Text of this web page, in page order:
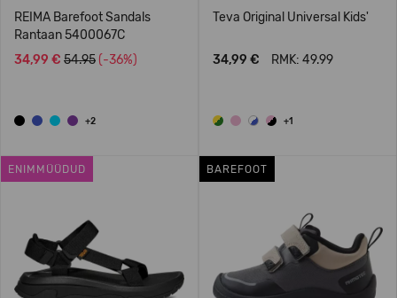
REIMA Barefoot Sandals
Rantaan 5400067C
34,99 € 54.95 (-36%)
+2
Teva Original Universal Kids'
34,99 € RMK: 49.99
+1
ENIMMÜÜDUD BAREFOOT